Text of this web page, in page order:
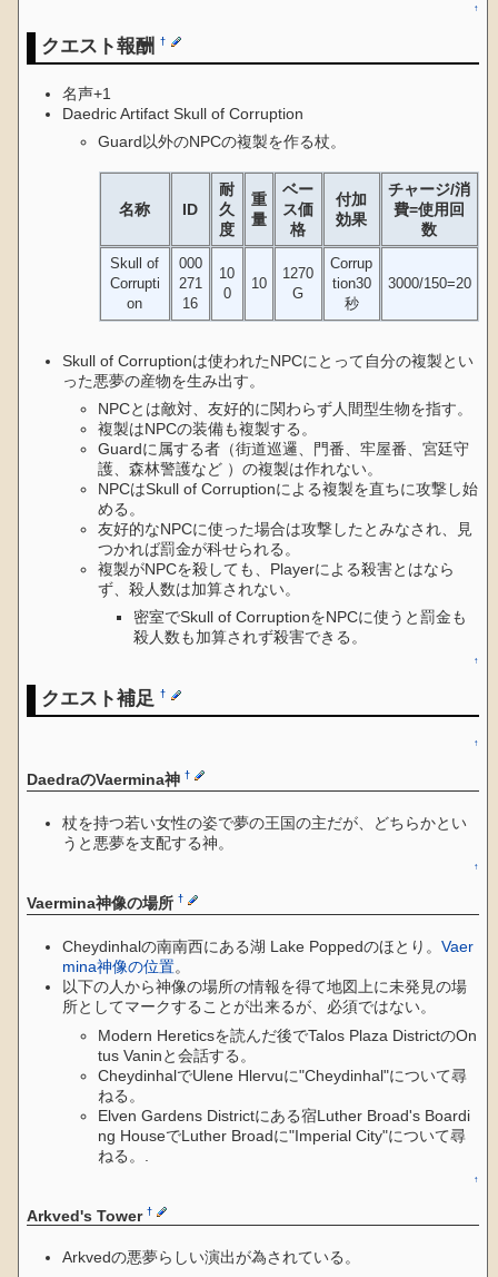
↑
クエスト報酬†
名声+1
Daedric Artifact Skull of Corruption
Guard以外のNPCの複製を作る杖。
名称 ID
耐
久
度
重
量
ベー
ス価
格
付加
効果
チャージ/消
費=使用回
数
Skull of
Corrupti
on
000
271
16
10
0
10
1270
G
Corrup
tion30
秒
3000/150=20
Skull of Corruptionは使われたNPCにとって自分の複製とい
った悪夢の産物を生み出す。
NPCとは敵対、友好的に関わらず人間型生物を指す。
複製はNPCの装備も複製する。
Guardに属する者（街道巡邏、門番、牢屋番、宮廷守
護、森林警護など ）の複製は作れない。
NPCはSkull of Corruptionによる複製を直ちに攻撃し始
める。
友好的なNPCに使った場合は攻撃したとみなされ、見
つかれば罰金が科せられる。
複製がNPCを殺しても、Playerによる殺害とはなら
ず、殺人数は加算されない。
密室でSkull of CorruptionをNPCに使うと罰金も
殺人数も加算されず殺害できる。
↑
クエスト補足†
↑
DaedraのVaermina神†
杖を持つ若い女性の姿で夢の王国の主だが、どちらかとい
うと悪夢を支配する神。
↑
Vaermina神像の場所†
Cheydinhalの南南西にある湖 Lake Poppedのほとり。Vaer
mina神像の位置。
以下の人から神像の場所の情報を得て地図上に未発見の場
所としてマークすることが出来るが、必須ではない。
Modern Hereticsを読んだ後でTalos Plaza DistrictのOn
tus Vaninと会話する。
CheydinhalでUlene Hlervuに"Cheydinhal"について尋
ねる。
Elven Gardens Districtにある宿Luther Broad's Boardi
ng HouseでLuther Broadに"Imperial City"について尋
ねる。.
↑
Arkved's Tower†
Arkvedの悪夢らしい演出が為されている。